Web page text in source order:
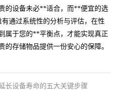
的设备未必**适合，而**便宜的选
通过系统性的分析与评估，在性
属于您的**平衡点，才能实现真正
的存储物品提供一份安心的保障。
长设备寿命的五大关键步骤